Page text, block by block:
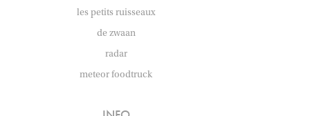
les petits ruisseaux
de zwaan
radar
meteor foodtruck